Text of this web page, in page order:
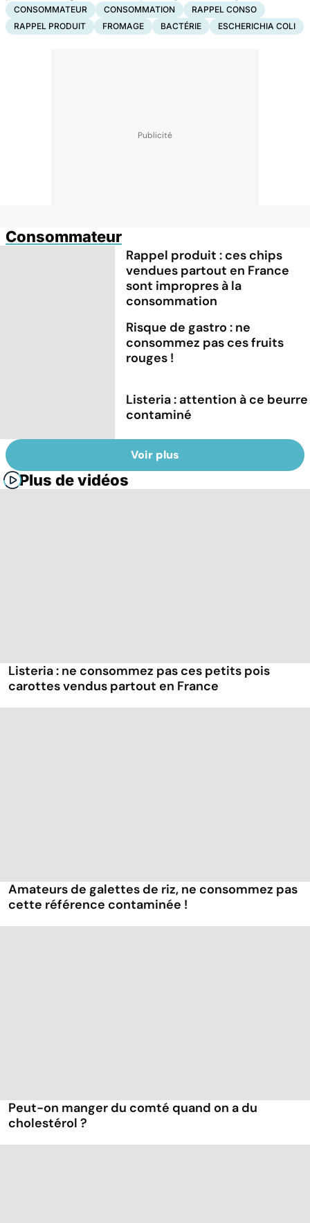
CONSOMMATEUR CONSOMMATION
RAPPEL CONSO
RAPPEL PRODUIT
FROMAGE BACTÉRIE ESCHERICHIA COLI
Consommateur
Rappel produit : ces chips
vendues partout en France
sont impropres à la
consommation
Risque de gastro : ne
consommez pas ces fruits
rouges !
Listeria : attention à ce beurre
contaminé
Voir plus
Plus de vidéos
Listeria : ne consommez pas ces petits pois
carottes vendus partout en France
Amateurs de galettes de riz, ne consommez pas
cette référence contaminée !
Peut-on manger du comté quand on a du
cholestérol ?